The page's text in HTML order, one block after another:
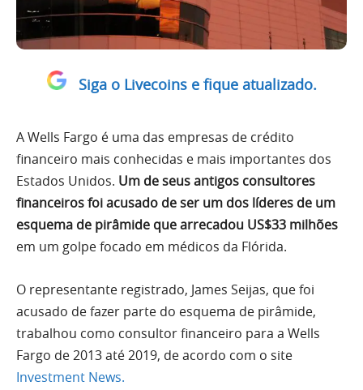
Siga o Livecoins e fique atualizado.
A Wells Fargo é uma das empresas de crédito
financeiro mais conhecidas e mais importantes dos
Estados Unidos. Um de seus antigos consultores
financeiros foi acusado de ser um dos líderes de um
esquema de pirâmide que arrecadou US$33 milhões
em um golpe focado em médicos da Flórida.
O representante registrado, James Seijas, que foi
acusado de fazer parte do esquema de pirâmide,
trabalhou como consultor financeiro para a Wells
Fargo de 2013 até 2019, de acordo com o site
Investment News.